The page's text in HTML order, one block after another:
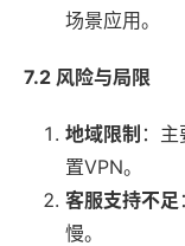
场景应用。
7.2 风险与局限
地域限制 ：
置VPN。
客服支持不足
慢。